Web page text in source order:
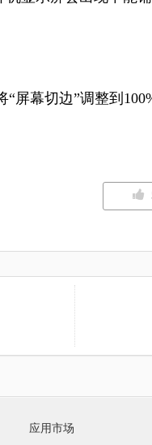
“屏幕切边”调整到
应用市场